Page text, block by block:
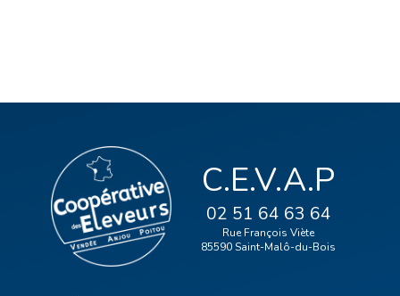
C.E.V.A.P
02 51 64 63 64
Rue François Viète
85590 Saint-Malô-du-Bois